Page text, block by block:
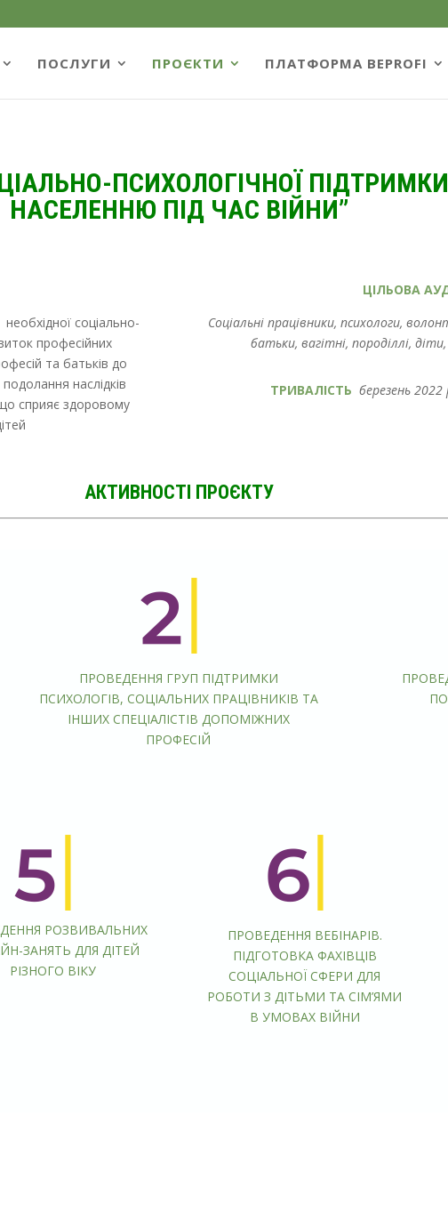
ПОСЛУГИ ПРОЄКТИ ПЛАТФОРМА BEPROFI
ПСИХОЛОГІЧНОЇ
НАСЕЛЕННЮ ПІД ЧАС ВІЙНИ’’
соціально-
професійних
та батьків до
наслідків
сприяє здоровому
ЦІЛЬОВА
Соціальні працівники, психологи,
батьки, вагітні, породіллі,
ТРИВАЛІСТЬ березень 2022
АКТИВНОСТІ ПРОЄКТУ
ПРОВЕДЕННЯ ГРУП ПІДТРИМКИ
ПСИХОЛОГІВ, СОЦІАЛЬНИХ ПРАЦІВНИКІВ ТА
ІНШИХ СПЕЦІАЛІСТІВ ДОПОМІЖНИХ
ПРОФЕСІЙ
РОЗВИВАЛЬНИХ
ЗАНЯТЬ ДЛЯ ДІТЕЙ
РІЗНОГО ВІКУ
ПРОВЕДЕННЯ ВЕБІНАРІВ.
ПІДГОТОВКА ФАХІВЦІВ
СОЦІАЛЬНОЇ СФЕРИ ДЛЯ
РОБОТИ З ДІТЬМИ ТА СІМ’ЯМИ
В УМОВАХ ВІЙНИ